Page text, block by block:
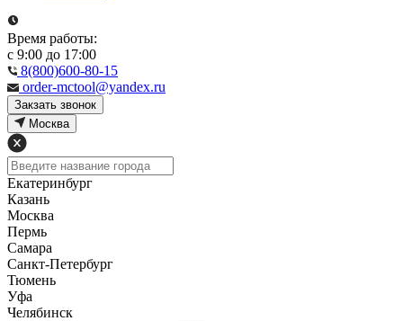
Время работы:
с 9:00 до 17:00
8(800)600-80-15
order-mctool@yandex.ru
Закзать звонок
Москва
Екатеринбург
Казань
Москва
Пермь
Самара
Санкт-Петербург
Тюмень
Уфа
Челябинск